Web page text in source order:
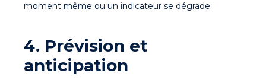
moment même ou un indicateur se dégrade.
4. Prévision et
anticipation